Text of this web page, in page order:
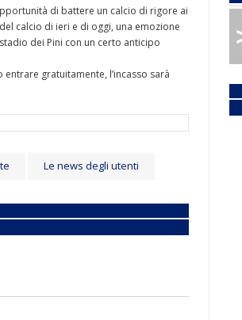
di battere un calcio di rigore ai
calcio di ieri e di oggi, una emozione
dei Pini con un certo anticipo
gratuitamente, l’incasso sarà
Le news degli utenti